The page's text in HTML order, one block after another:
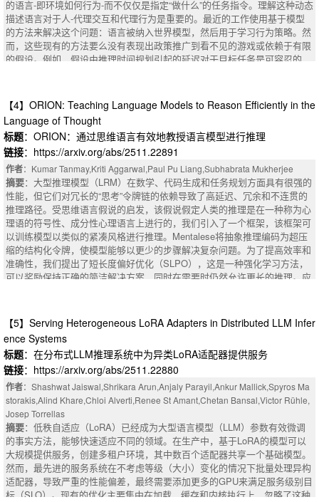
dditional computational burden. Mixture of Experts (MoEs) overcome this
bottleneck by decoupling model capacity from computation by only activat
ing a subset of parameters or "experts". However, these models require joi
nt pretraining of these experts along with the router and do not model multi
-step reasoning. In contrast, multi-agent frameworks improve reasoning by
roducing a composable inference framework that enables cross-expert coll
aboration via an explicit sub-query dependency graph. Comp-LLM consists
of three components: (1) A Sub-query Generator that decomposes an inpu
t query, assigns each sub-query to an appropriate expert using embedding
similarity, and constructs a dependency graph; (2) A Query Executor that
processes nodes in the graph and identifies opportunities for parallelism b
ased on dependencies and resource constraints; and (3) A Response Aggr
egator that synthesizes intermediate expert responses into a coherent fina
l answer. Across several benchmarks, Comp-LLM achieves up to 11.01%
accuracy improvement over monolithic LLMs of similar size, while offering
1.67x--3.56x reduction in model size with no significant degradation relativ
e to the largest model in its family. Additionally, Comp-LLM provides 1.1x--
1.7x latency improvement compared to sequential sub-query processing.
的语言-即环境如何行为-而不仅仅是指定“做什么”的任务指令。理解这种动态
描述语言对于人-代理交互和代理行为是重要的。最近的工作使用基于模型
的方法来解决这个问题：语言被纳入世界模型，然后用于学习行为策略。然
而，这些现有的方法要么没有表现出政策推广到看不见的游戏或依赖于有限
的假设。例如，假设由推理时间规划引起的延迟对于目标任务是可容忍的，
习方法，通过与环境的交互来训练语言条件世界模型，并从该模型中学习策
略-无需规划或专家演示。我们的方法提出了基于DreamerV 3构建的Dreame
r World Model（LED-WM）的智能编码器。LED-WM具有观察编码器，该观
察编码器使用注意力机制来显式地将语言描述接地到观察中的实体。我们表
明，与两种环境中的几种设置中的其他基线相比，使用LED-WM训练的策略
更有效地推广到由新的动态和语言描述的看不见的游戏：MESSENGER和
MESSENGER-WM。为了突出该策略如何在现实世界部署之前利用训练的
世界模型，我们证明了该策略可以通过微调世界模型生成的合成测试轨迹来
改进。
摘要
：To interact effectively with humans in the real world, it is important for a
【4】ORION: Teaching Language Models to Reason Efficiently in the
Language of Thought
标题：ORION：通过思维语言有效地教授语言模型进行推理
链接：https://arxiv.org/abs/2511.22891
作者：Kumar Tanmay,Kriti Aggarwal,Paul Pu Liang,Subhabrata Mukherjee
摘要：大型推理模型（LRM）在数学、代码生成和任务规划方面具有很强的
性能，但它们对冗长的“思考”令牌链的依赖导致了高延迟、冗余和不连贯的
推理路径。受思维语言假说的启发，该假说假定人类的推理是在一种称为心
理语的符号性、成分性心理语言上进行的，我们引入了一个框架，该框架可
以训练模型以类似的紧凑风格进行推理。Mentalese将抽象推理编码为超压
缩的结构化令牌，使模型能够以更少的步骤解决复杂问题。为了提高效率和
准确性，我们提出了短长度偏好优化（SLPO），这是一种强化学习方法，
可以奖励保持正确的简洁解决方案，同时在需要时仍然允许更长的推理。应
ME 2024和2025、MinervaMath、OlympiadBench、Math 500和AMC在内
的基准测试中，我们的ORION模型生成的推理轨迹比DeepSeek R1 Distilled
模型减少了4- 16倍，推理延迟降低了5倍，训练成本降低了7- 9倍，同时保
持了90-98%的准确率。ORION在保持2倍压缩的同时，精度也超过了Claude
和ChatGPT-4 o高达5%。这些结果表明，Mentalese风格的压缩推理向人类
认知效率迈进了一步，在不牺牲准确性的情况下实现了实时、经济高效的推
理。
摘要：Large Reasoning Models (LRMs) achieve strong performance in ma
thematics, code generation, and task planning, but their reliance on long c
hains of verbose "thinking" tokens leads to high latency, redundancy, and i
ncoherent reasoning paths. Inspired by the Language of Thought Hypothes
is, which posits that human reasoning operates over a symbolic, composit
ional mental language called Mentalese, we introduce a framework that trai
ns models to reason in a similarly compact style. Mentalese encodes abst
【5】Serving Heterogeneous LoRA Adapters in Distributed LLM Infer
ence Systems
标题：在分布式LLM推理系统中为异类LoRA适配器提供服务
链接：https://arxiv.org/abs/2511.22880
作者：Shashwat Jaiswal,Shrikara Arun,Anjaly Parayil,Ankur Mallick,Spyros Ma
storakis,Alind Khare,Chloi Alverti,Renee St Amant,Chetan Bansal,Victor Rühle,
Josep Torrellas
摘要：低秩自适应（LoRA）已经成为大型语言模型（LLM）参数有效微调
的事实方法，能够快速适应不同的领域。在生产中，基于LoRA的模型可以
大规模提供服务，创建多租户环境，其中数百个适配器共享一个基础模型。
然而，最先进的服务系统在不考虑等级（大小）变化的情况下批量处理异构
适配器，导致严重的性能偏差，最终需要添加更多的GPU来满足服务级别目
标（SLO）。现有的优化主要集中在加载、缓存和内核执行上，忽略了这种